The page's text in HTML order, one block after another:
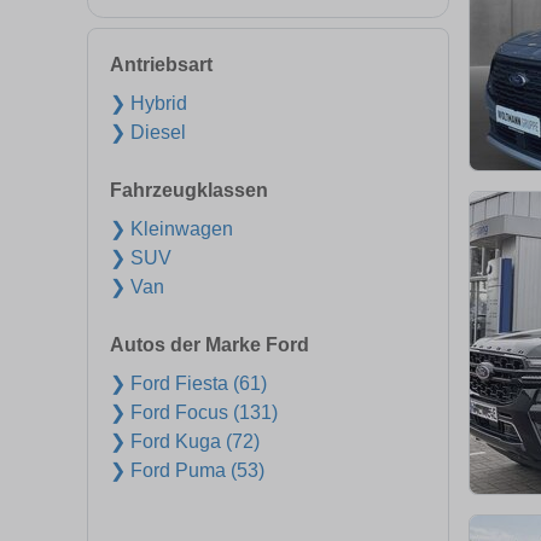
Antriebsart
❯ Hybrid
❯ Diesel
Fahrzeugklassen
❯ Kleinwagen
❯ SUV
❯ Van
Autos der Marke Ford
❯ Ford Fiesta (61)
❯ Ford Focus (131)
❯ Ford Kuga (72)
❯ Ford Puma (53)